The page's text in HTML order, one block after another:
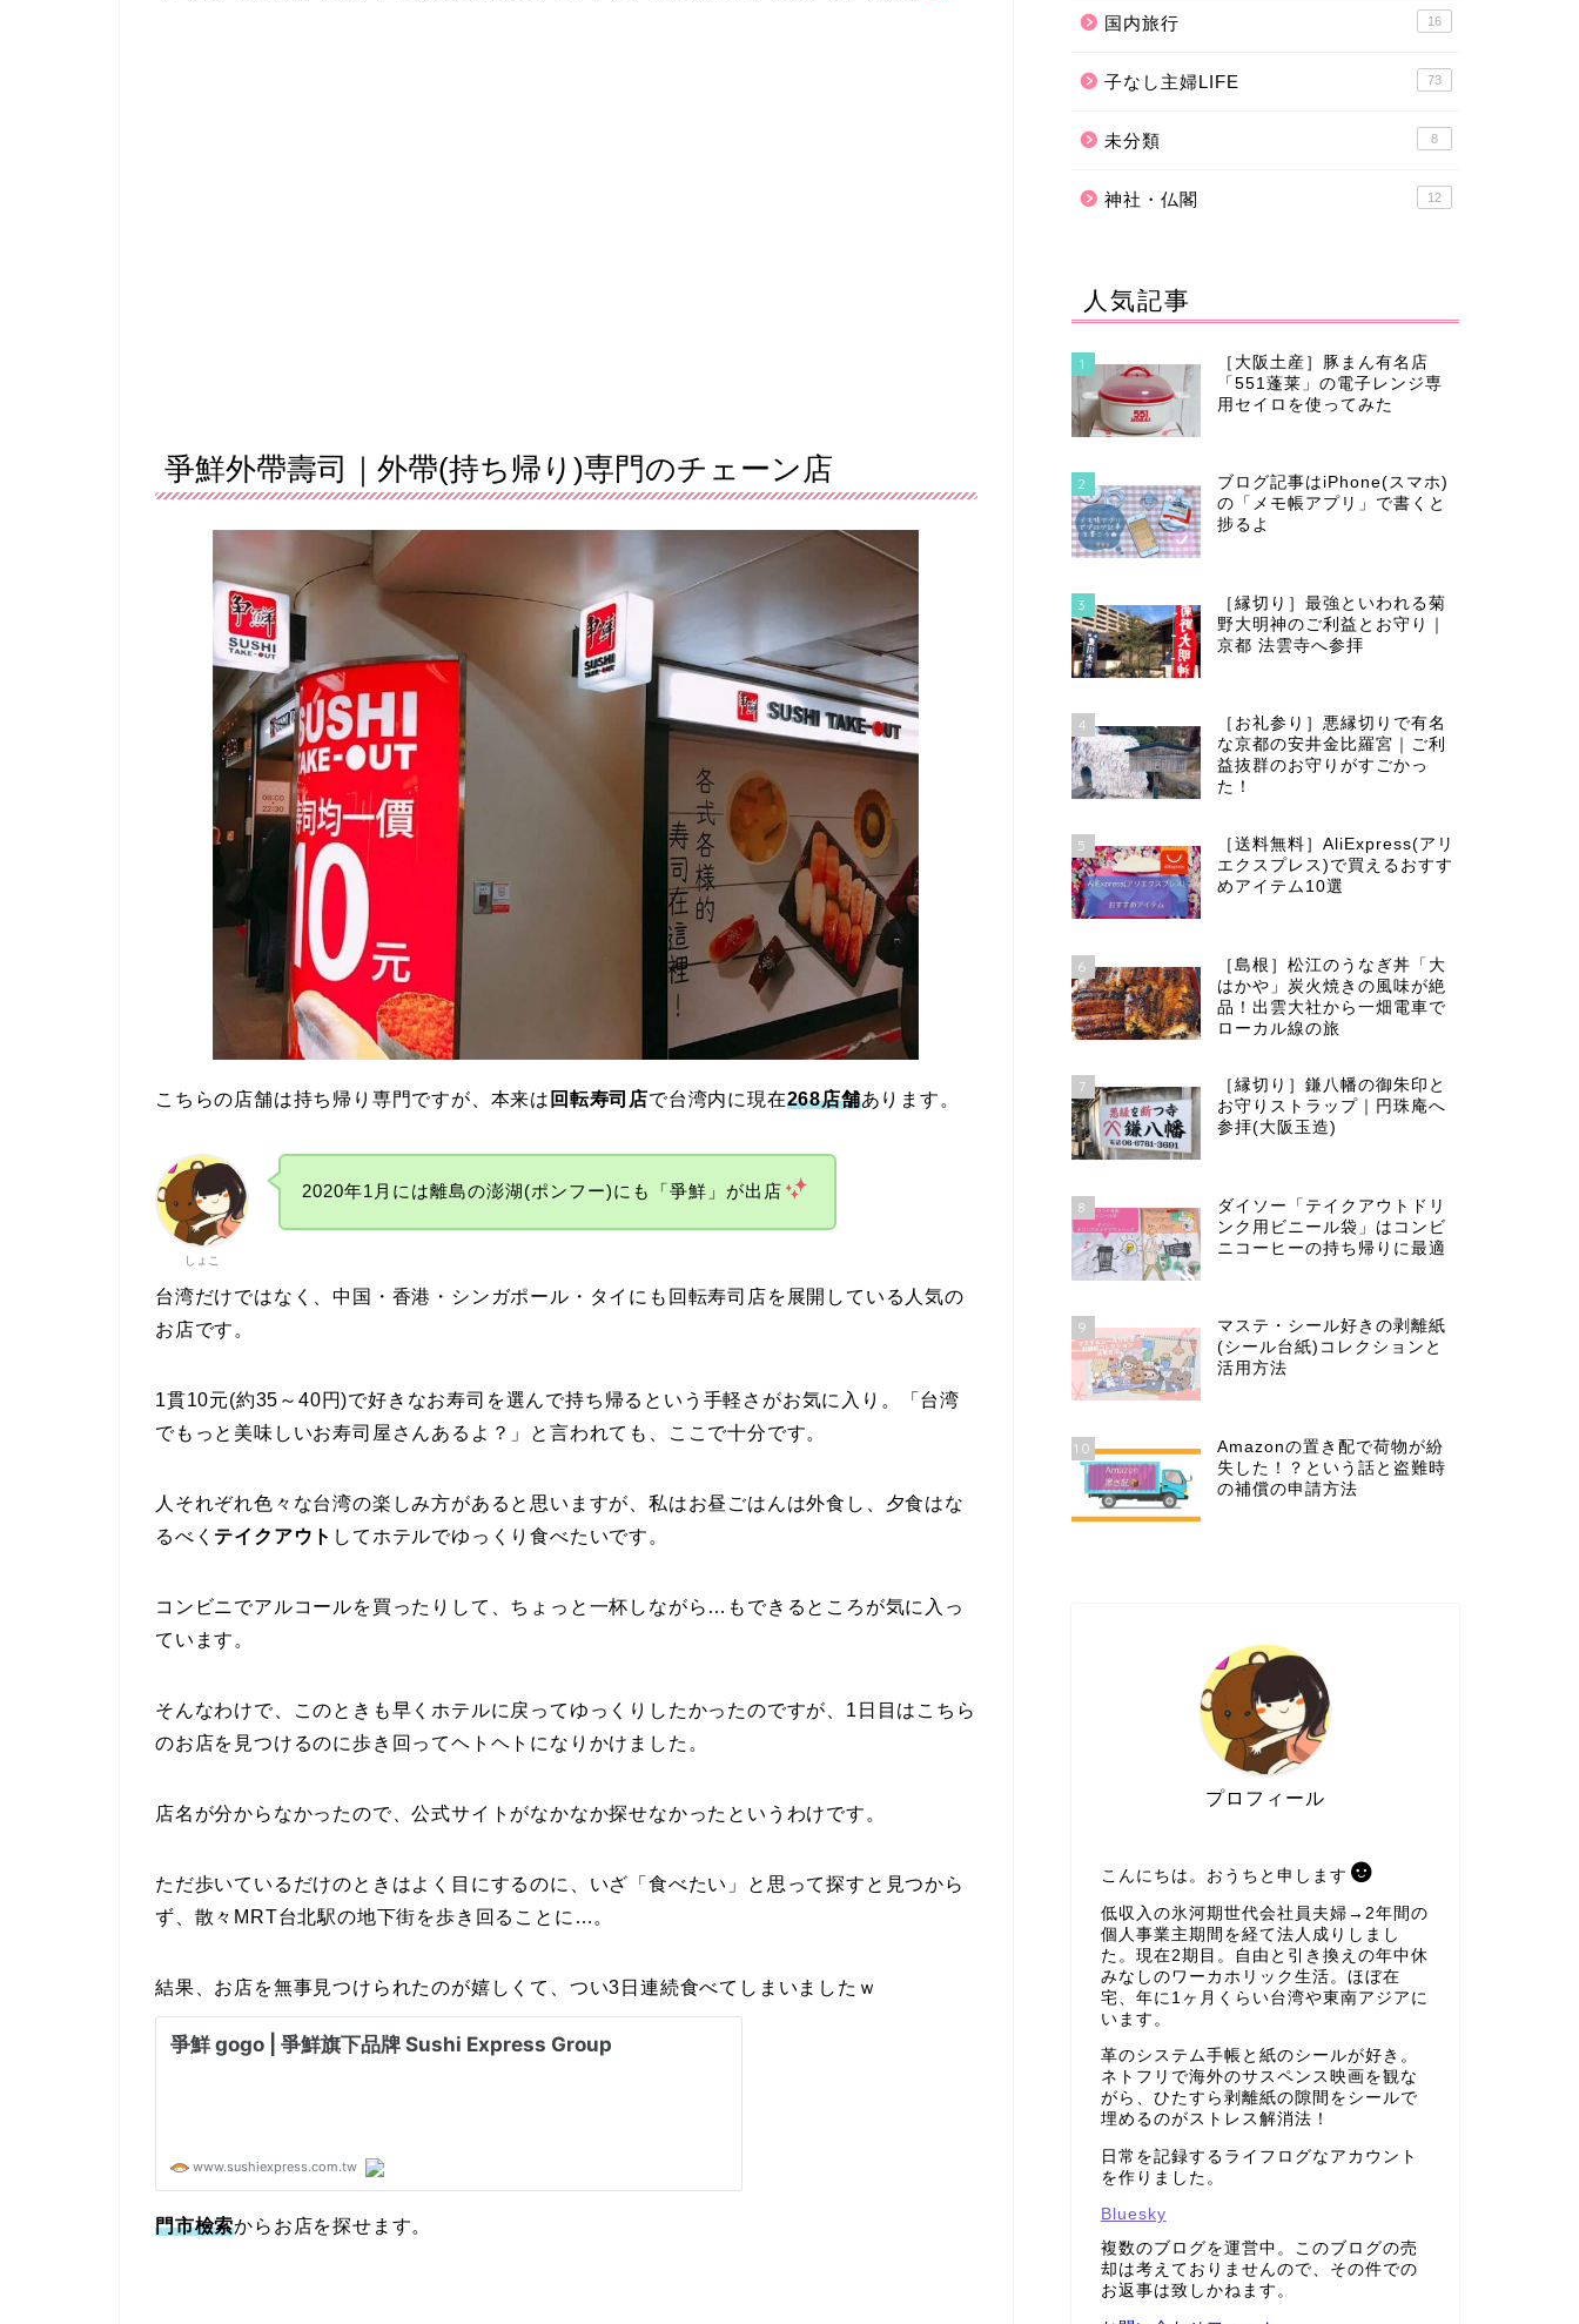
爭鮮外帶壽司｜外帶(持ち帰り)専門のチェーン店
こちらの店舗は持ち帰り専門ですが、本来は 回転寿司店で台湾内に現在268店舗あります。
しょこ
2020年1月には離島の澎湖(ポンフー)にも「爭鮮」が出店
台湾だけではなく、中国・香港・シンガポール・タイにも回転寿司店を展開している人気の
お店です。
1貫10元(約35～40円)で好きなお寿司を選んで持ち帰るという手軽さがお気に入り。「台湾
でもっと美味しいお寿司屋さんあるよ？」と言われても、ここで十分です。
人それぞれ色々な台湾の楽しみ方があると思いますが、私はお昼ごはんは外食し、夕食はな
るべく テイクアウト してホテルでゆっくり食べたいです。
コンビニでアルコールを買ったりして、ちょっと一杯しながら…もできるところが気に入っ
ています。
そんなわけで、このときも早くホテルに戻ってゆっくりしたかったのですが、1日目はこちら
のお店を見つけるのに歩き回ってヘトヘトになりかけました。
店名が分からなかったので、公式サイトがなかなか探せなかったというわけです。
ただ歩いているだけのときはよく目にするのに、いざ「食べたい」と思って探すと見つから
ず、散々MRT台北駅の地下街を歩き回ることに…。
結果、お店を無事見つけられたのが嬉しくて、つい3日連続食べてしまいましたｗ
門市檢索からお店を探せます。
国内旅行 16
子なし主婦LIFE 73
未分類 8
神社・仏閣 12
人気記事
1
［大阪土産］豚まん有名店
「551蓬莱」の電子レンジ専
用セイロを使ってみた
2
ブログ記事はiPhone(スマホ)
の「メモ帳アプリ」で書くと
捗るよ
3
［縁切り］最強といわれる菊
野大明神のご利益とお守り｜
京都 法雲寺へ参拝
4
［お礼参り］悪縁切りで有名
な京都の安井金比羅宮｜ご利
益抜群のお守りがすごかっ
た！
5
［送料無料］AliExpress(アリ
エクスプレス)で買えるおすす
めアイテム10選
6
［島根］松江のうなぎ丼「大
はかや」炭火焼きの風味が絶
品！出雲大社から一畑電車で
ローカル線の旅
7
［縁切り］鎌八幡の御朱印と
お守りストラップ｜円珠庵へ
参拝(大阪玉造)
8
ダイソー「テイクアウトドリ
ンク用ビニール袋」はコンビ
ニコーヒーの持ち帰りに最適
9
マステ・シール好きの剥離紙
(シール台紙)コレクションと
活用方法
10
Amazonの置き配で荷物が紛
失した！？という話と盗難時
の補償の申請方法
プロフィール
こんにちは。おうちと申します
低収入の氷河期世代会社員夫婦→2年間の
個人事業主期間を経て法人成りしまし
た。現在2期目。自由と引き換えの年中休
みなしのワーカホリック生活。ほぼ在
宅、年に1ヶ月くらい台湾や東南アジアに
います。
革のシステム手帳と紙のシールが好き。
ネトフリで海外のサスペンス映画を観な
がら、ひたすら剥離紙の隙間をシールで
埋めるのがストレス解消法！
日常を記録するライフログなアカウント
を作りました。
Bluesky
複数のブログを運営中。このブログの売
却は考えておりませんので、その件での
お返事は致しかねます。